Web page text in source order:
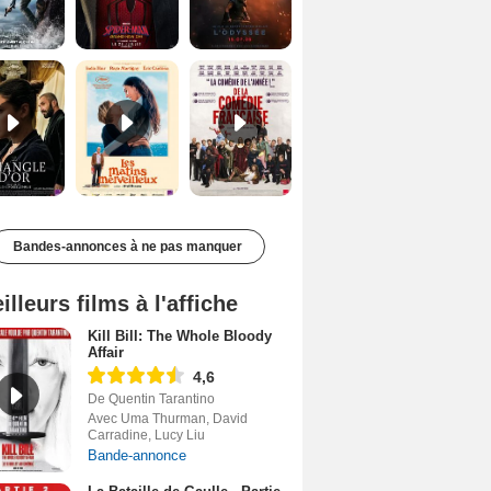
Le Triangle d'or Bande-annonce VF De la Comédie-Française Teaser VF
Bandes-annonces à ne pas manquer
films à l'affiche
Kill Bill: The Whole Bloody
Affair
4,6
De Quentin Tarantino
Avec Uma Thurman, David
Carradine, Lucy Liu
Bande-annonce